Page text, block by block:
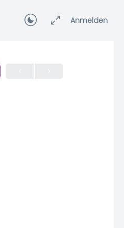
Anmelden